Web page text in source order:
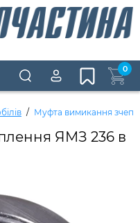
0
Муфта вимикання
ЯМЗ 236 в